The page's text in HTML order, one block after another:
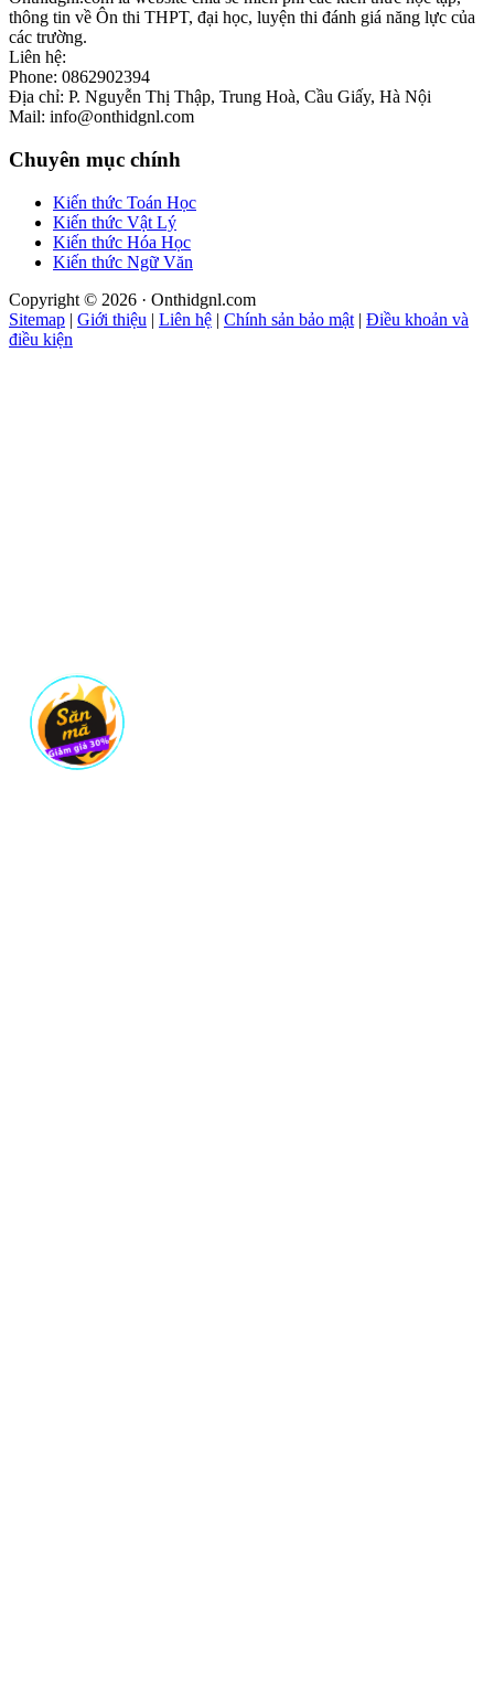
thông tin về Ôn thi THPT, đại học, luyện thi đánh giá năng lực của
các trường.
Liên hệ:
Phone: 0862902394
Địa chỉ: P. Nguyễn Thị Thập, Trung Hoà, Cầu Giấy, Hà Nội
Mail: info@onthidgnl.com
Chuyên mục chính
Kiến thức Toán Học
Kiến thức Vật Lý
Kiến thức Hóa Học
Kiến thức Ngữ Văn
Copyright © 2026 · Onthidgnl.com
Sitemap | Giới thiệu | Liên hệ | Chính sản bảo mật | Điều khoản và
điều kiện